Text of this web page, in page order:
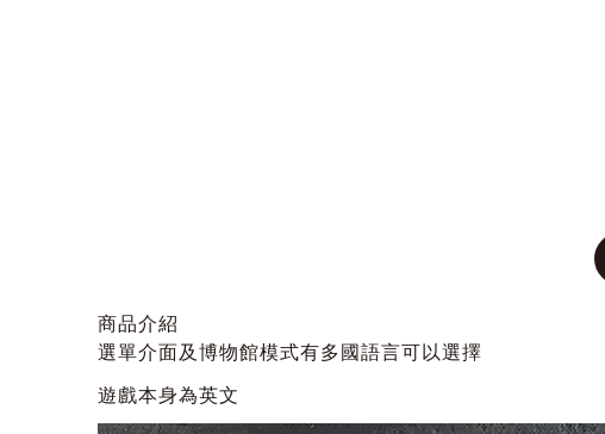
商品介紹
選單介面及博物館模式有多國語言可以選擇
遊戲本身為英文